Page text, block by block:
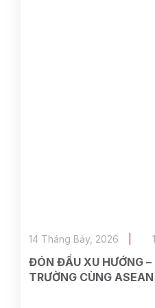
ĐÓN ĐẦU XU HƯỚNG
TRƯỜNG CÙNG
14 Tháng Bảy, 2026